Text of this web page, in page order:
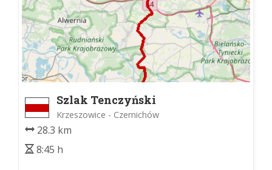
Szlak Tenczyński
Krzeszowice - Czernichów
28.3 km
8:45 h